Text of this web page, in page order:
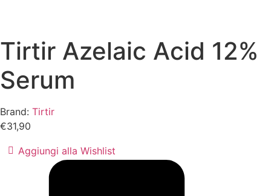
Tirtir Azelaic Acid 12%
Serum
Brand: Tirtir
€31,90
Aggiungi alla Wishlist